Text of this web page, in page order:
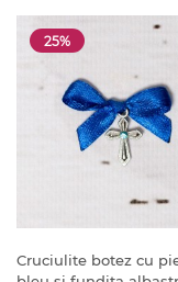
25%
Cruciulite botez cu